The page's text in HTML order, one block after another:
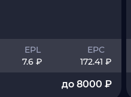
EPL
7.6 ₽
EPC
172.41 ₽
до 8000 ₽